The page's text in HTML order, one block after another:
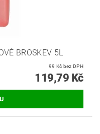
BROSKEV 5L
99 Kč bez DPH
119,79 Kč